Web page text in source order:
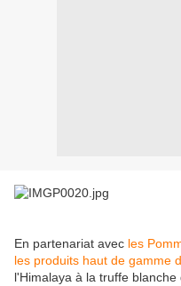
En partenariat avec les
les produits haut de gamme
l'Himalaya à la truffe